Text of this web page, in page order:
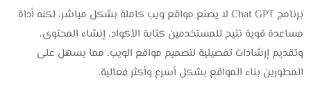
برنامج Chat GPT لا يصنع مواقع ويب كاملة بشكل مباشر، لكنه أداة
مساعدة قوية تتيح للمستخدمين كتابة الأكواد، إنشاء المحتوى،
وتقديم إرشادات تفصيلية لتصميم مواقع الويب، مما يسهل على
المطورين بناء المواقع بشكل أسرع وأكثر فعالية.